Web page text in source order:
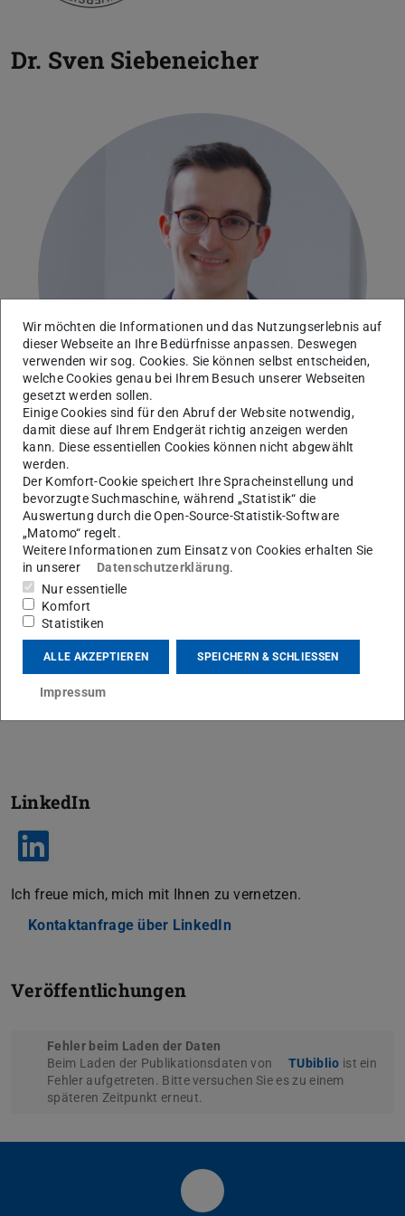
Dr. Sven Siebeneicher
Wissenschaftlicher Mitarbeiter am Fachgebiet
Entrepreneurship
Kontakt
sven.siebeneicher@tu-...
+49 6151-16-20986
S1|03 465
Hochschulstraße 1
LinkedIn
Ich freue mich, mich mit Ihnen zu vernetzen.
Kontaktanfrage über LinkedIn
Veröffentlichungen
Fehler beim Laden der Daten
Beim Laden der Publikationsdaten von
TUbiblio ist ein
Fehler aufgetreten. Bitte versuchen Sie es zu einem
späteren Zeitpunkt erneut.
Facebook
Wir möchten die Informationen und das Nutzungserlebnis auf
dieser Webseite an Ihre Bedürfnisse anpassen. Deswegen
verwenden wir sog. Cookies. Sie können selbst entscheiden,
welche Cookies genau bei Ihrem Besuch unserer Webseiten
gesetzt werden sollen.
Einige Cookies sind für den Abruf der Website notwendig,
damit diese auf Ihrem Endgerät richtig anzeigen werden
kann. Diese essentiellen Cookies können nicht abgewählt
werden.
Der Komfort-Cookie speichert Ihre Spracheinstellung und
bevorzugte Suchmaschine, während „Statistik“ die
Auswertung durch die Open-Source-Statistik-Software
„Matomo“ regelt.
Weitere Informationen zum Einsatz von Cookies erhalten Sie
in unserer
Datenschutzerklärung.
Nur essentielle
Komfort
Statistiken
ALLE AKZEPTIEREN SPEICHERN & SCHLIESSEN
Impressum